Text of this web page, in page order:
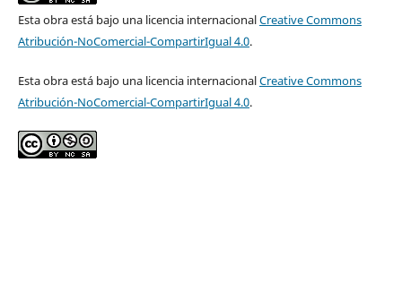
Esta obra está bajo una licencia internacionalCreative Commons
Atribución-NoComercial-CompartirIgual 4.0.
Esta obra está bajo una licencia internacionalCreative Commons
Atribución-NoComercial-CompartirIgual 4.0.